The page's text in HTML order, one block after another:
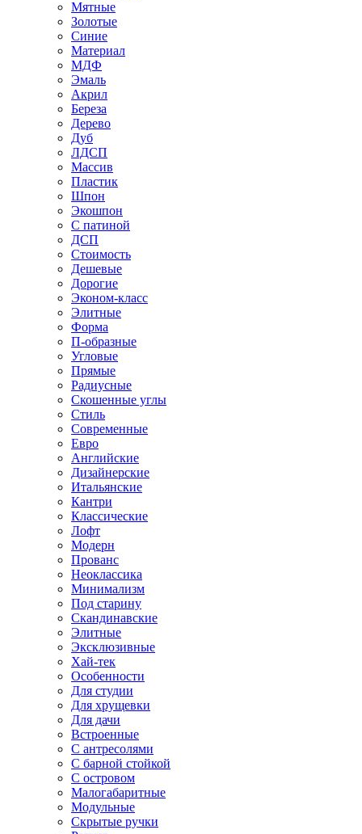
Мятные
Золотые
Синие
Материал
МДФ
Эмаль
Акрил
Береза
Дерево
Дуб
ЛДСП
Массив
Пластик
Шпон
Экошпон
С патиной
ДСП
Стоимость
Дешевые
Дорогие
Эконом-класс
Элитные
Форма
П-образные
Угловые
Прямые
Радиусные
Скошенные углы
Стиль
Современные
Евро
Английские
Дизайнерские
Итальянские
Кантри
Классические
Лофт
Модерн
Прованс
Неоклассика
Минимализм
Под старину
Скандинавские
Элитные
Эксклюзивные
Хай-тек
Особенности
Для студии
Для хрущевки
Для дачи
Встроенные
С антресолями
С барной стойкой
С островом
Малогабаритные
Модульные
Скрытые ручки